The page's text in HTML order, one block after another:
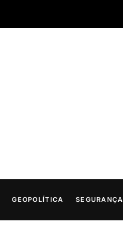
GEOPOLÍTICA SEGURANÇA